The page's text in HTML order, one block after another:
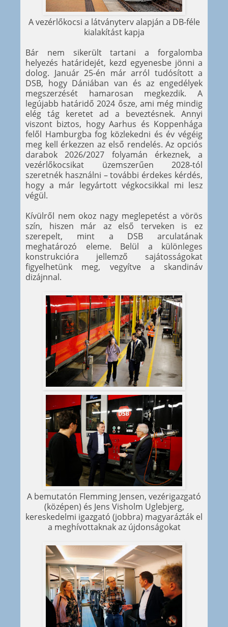
A vezérlőkocsi a látványterv alapján a DB-féle
kialakítást kapja
Bár nem sikerült tartani a forgalomba
helyezés határidejét, kezd egyenesbe jönni a
dolog. Január 25-én már arról tudósított a
DSB, hogy Dániában van és az engedélyek
megszerzését hamarosan megkezdik. A
legújabb határidő 2024 ősze, ami még mindig
elég tág keretet ad a beveztésnek. Annyi
viszont biztos, hogy Aarhus és Koppenhága
felől Hamburgba fog közlekedni és év végéig
meg kell érkezzen az első rendelés. Az opciós
darabok 2026/2027 folyamán érkeznek, a
vezérlőkocsikat üzemszerűen 2028-tól
szeretnék használni – további érdekes kérdés,
hogy a már legyártott végkocsikkal mi lesz
végül.
Kívülről nem okoz nagy meglepetést a vörös
szín, hiszen már az első terveken is ez
szerepelt, mint a DSB arculatának
meghatározó eleme. Belül a különleges
konstrukcióra jellemző sajátosságokat
figyelhetünk meg, vegyítve a skandináv
dizájnnal.
A bemutatón Flemming Jensen, vezérigazgató
(középen) és Jens Visholm Uglebjerg,
kereskedelmi igazgató (jobbra) magyarázták el
a meghívottaknak az újdonságokat